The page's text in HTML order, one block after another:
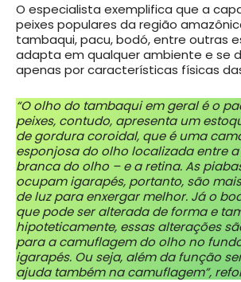
O especialista exemplifica que a
peixes populares da região
tambaqui, pacu, bodó, entre outras
adapta em qualquer ambiente e se
apenas por características físicas
“O olho do tambaqui em geral é o
peixes, contudo, apresenta um
de gordura coroidal, que é uma
esponjosa do olho localizada entre
branca do olho – e a retina. As
ocupam igarapés, portanto, são
de luz para enxergar melhor. Já o
que pode ser alterada de forma e
hipoteticamente, essas alterações
para a camuflagem do olho no
igarapés. Ou seja, além da função
ajuda também na camuflagem”,